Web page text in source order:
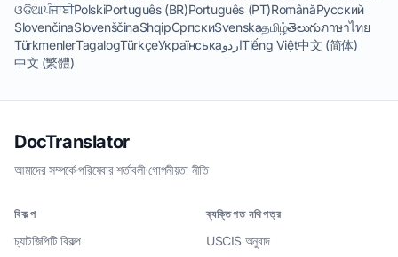
ଓଡିଆਪੰਜਾਬੀPolskiPortuguês (BR)Português (PT)RomânăРусский
SlovenčinaSlovenščinaShqipСрпскиSvenskaதமிழ்తెలుగుภาษาไทย
TürkmenlerTagalogTürkçeУкраїнськаاردوTiếng Việt中文 (简体)
中文 (繁體)
DocTranslator
আমাদের সম্পর্কে·পরিষেবার শর্তাবলী·গোপনীয়তা নীতি
বিকল্প
চ্যাটজিপিটি বিকল্প
ব্যক্তিগত নথিপত্র
USCIS অনুবাদ